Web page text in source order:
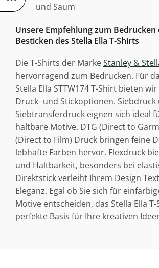
und Saum
Unsere Empfehlung zum Bedrucken
Besticken des Stella Ella T-Shirts
Die T-Shirts der MarkeStanley &
hervorragend zum Bedrucken. Für
Stella Ella STTW174 T-Shirt bieten
Druck- und Stickoptionen. Siebdruck
Siebtransferdruck eignen sich ideal
haltbare Motive. DTG (Direct to
(Direct to Film) Druck bringen feine
lebhafte Farben hervor. Flexdruck
und Haltbarkeit, besonders bei
Direktstick verleiht Ihrem Design
Eleganz. Egal ob Sie sich für
Motive entscheiden, das Stella Ella
perfekte Basis für Ihre kreativen